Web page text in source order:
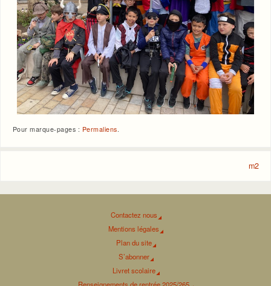
Pour marque-pages : Permaliens
m2
Contactez nous
Mentions légales
Plan du site
S’abonner
Livret scolaire